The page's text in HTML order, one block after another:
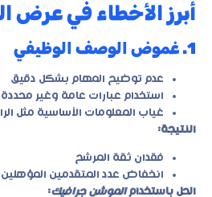
أبرز الأخطاء في عرض
1. غموض الوصف الوظيفي
عدم توضيح المهام بشكل دقيق
استخدام عبارات عامة وغير محددة
غياب المعلومات الأساسية مثل
النتيجة:
فقدان ثقة المرشح
انخفاض عدد المتقدمين المؤهلين
الحل باستخدامالموشن جرافيك: